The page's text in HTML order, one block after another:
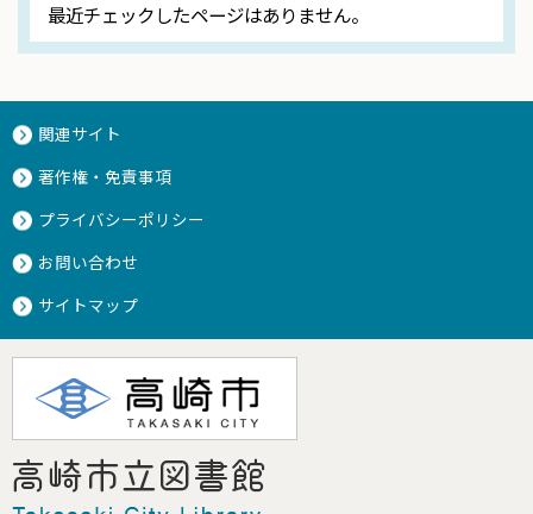
最近チェックしたページはありません。
関連サイト
著作権・免責事項
プライバシーポリシー
お問い合わせ
サイトマップ